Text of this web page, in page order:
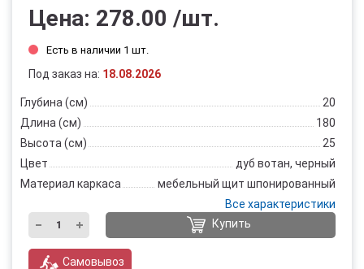
Цена: 278.00 /шт.
Есть в наличии 1 шт.
Под заказ на: 18.08.2026
Глубина (см)
20
Длина (см)
180
Высота (см)
25
Цвет
дуб вотан, черный
Материал каркаса
мебельный щит шпонированный
Все характеристики
Купить
Самовывоз